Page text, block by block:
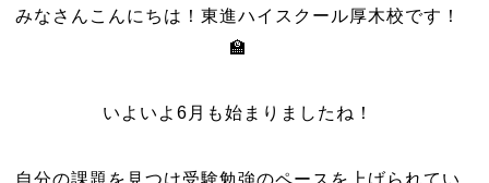
みなさんこんにちは！東進ハイスクール厚木校です！
🏫
いよいよ6月も始まりましたね！
自分の課題を見つけ受験勉強のペースを上げられてい